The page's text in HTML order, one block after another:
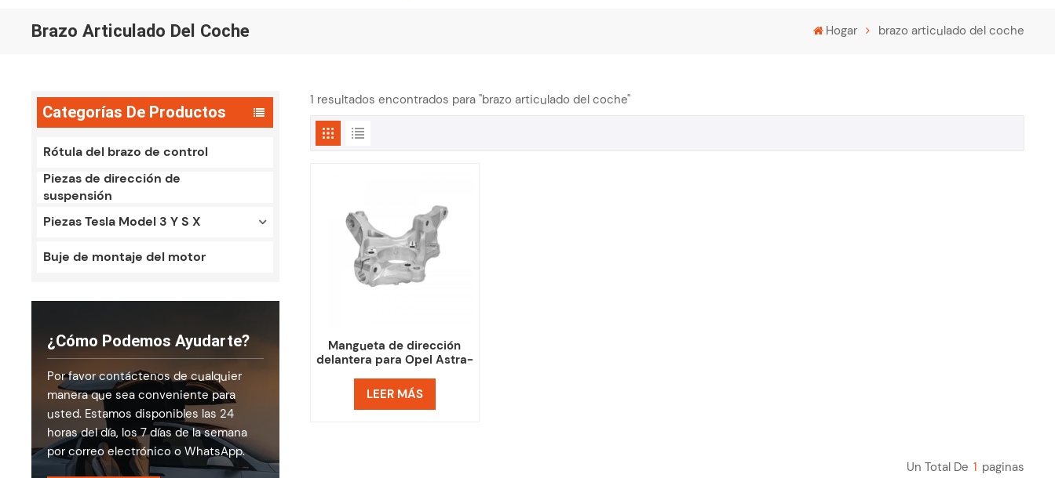
Brazo Articulado Del Coche Hogar brazo articulado del coche
Categorías De Productos
Rótula del brazo de control
Piezas de dirección de
suspensión
Piezas Tesla Model 3 Y S X
Buje de montaje del motor
¿Cómo Podemos Ayudarte?
Por favor contáctenos de cualquier
manera que sea conveniente para
usted. Estamos disponibles las 24
horas del día, los 7 días de la semana
por correo electrónico o WhatsApp.
1 resultados encontrados para "brazo articulado del coche"
Mangueta de dirección
delantera para Opel Astra-
LEER MÁS
Un Total De 1 Paginas